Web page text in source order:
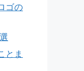
ゴの
とま